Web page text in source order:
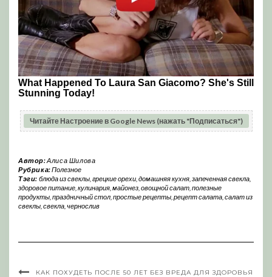
Читайте Настроение в Google News (нажать "Подписаться")
Автор:Алиса Шилова
Рубрика:Полезное
Тэги: блюда из свеклы, грецкие орехи, домашняя кухня, запеченная свекла,
здоровое питание кулинария майонез овощной салат полезные
продукты праздничный стол простые рецепты рецепт салата салат из
свеклы свекла чернослив
КАК ПОХУДЕТЬ ПОСЛЕ 50 ЛЕТ БЕЗ ВРЕДА ДЛЯ ЗДОРОВЬЯ